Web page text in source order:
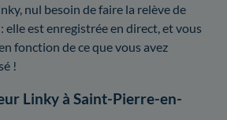
nul besoin de faire la relève de
est enregistrée en direct, et vous
fonction de ce que vous avez
!
Linky à Saint-Pierre-en-